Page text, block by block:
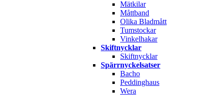
Mätkilar
Måttband
Olika Bladmått
Tumstockar
Vinkelhakar
Skiftnycklar
Skiftnycklar
Spärrnyckelsatser
Bacho
Peddinghaus
Wera